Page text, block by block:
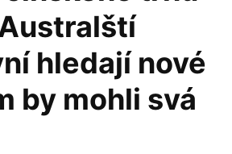
hledají nové
by mohli svá